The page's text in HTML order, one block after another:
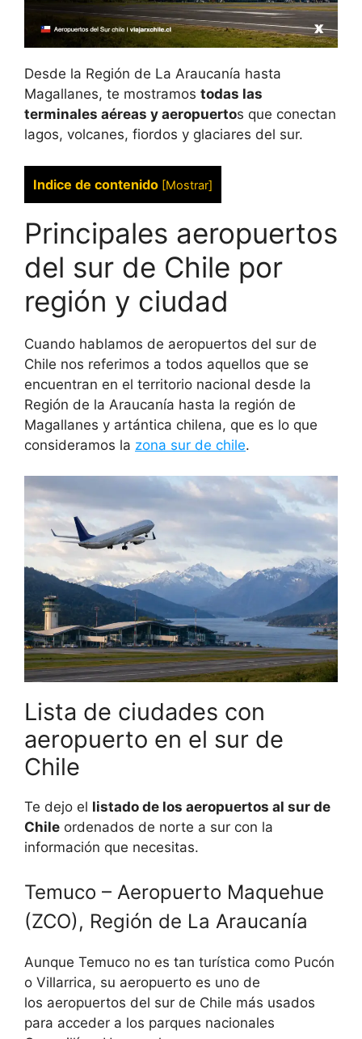
Desde la Región de La Araucanía hasta
Magallanes, te mostramos todas las
terminales aéreas y aeropuertos que conectan
lagos, volcanes, fiordos y glaciares del sur.
Indice de contenido [Mostrar]
Principales aeropuertos
del sur de Chile por
región y ciudad
Cuando hablamos de aeropuertos del sur de
Chile nos referimos a todos aquellos que se
encuentran en el territorio nacional desde la
Región de la Araucanía hasta la región de
Magallanes y artántica chilena, que es lo que
consideramos la zona sur de chile.
Lista de ciudades con
aeropuerto en el sur de
Chile
Te dejo el listado de los aeropuertos al sur de
Chile ordenados de norte a sur con la
información que necesitas.
Temuco – Aeropuerto Maquehue
(ZCO), Región de La Araucanía
Aunque Temuco no es tan turística como Pucón
o Villarrica, su aeropuerto es uno de
los aeropuertos del sur de Chile más usados
para acceder a los parques nacionales